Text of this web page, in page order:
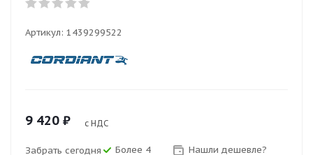
Артикул: 1439299522
9 420 ₽ с НДС
Забрать сегодня Более 4 Нашли дешевле?